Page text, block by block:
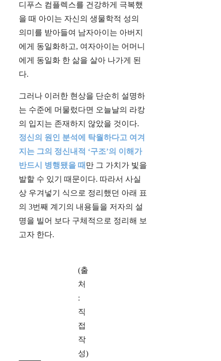
디푸스 컴플렉스를 건강하게 극복했
을 때 아이는 자신의 생물학적 성의
의미를 받아들여 남자아이는 아버지
에게 동일화하고, 여자아이는 어머니
에게 동일화 한 삶을 살아 나가게 된
다.
그러나 이러한 현상을 단순히 설명하
는 수준에 머물렀다면 오늘날의 라캉
의 입지는 존재하지 않았을 것이다.
정신의 원인 분석에 탁월하다고 여겨
지는 그의 정신내적 ‘구조’의 이해가
반드시 병행됐을 때 만 그 가치가 빛을
발할 수 있기 때문이다. 따라서 사실
상 우겨넣기 식으로 정리했던 아래 표
의 3번째 계기의 내용들을 저자의 설
명을 빌어 보다 구체적으로 정리해 보
고자 한다.
(출
처
:
직
접
작
성)